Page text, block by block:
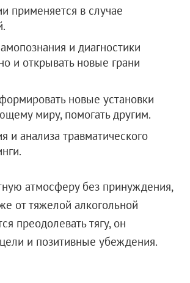
применяется в случае
и диагностики
и открывать новые грани
новые установки
миру, помогать другим.
анализа травматического
атмосферу без принуждения,
от тяжелой алкогольной
преодолевать тягу, он
и позитивные убеждения.